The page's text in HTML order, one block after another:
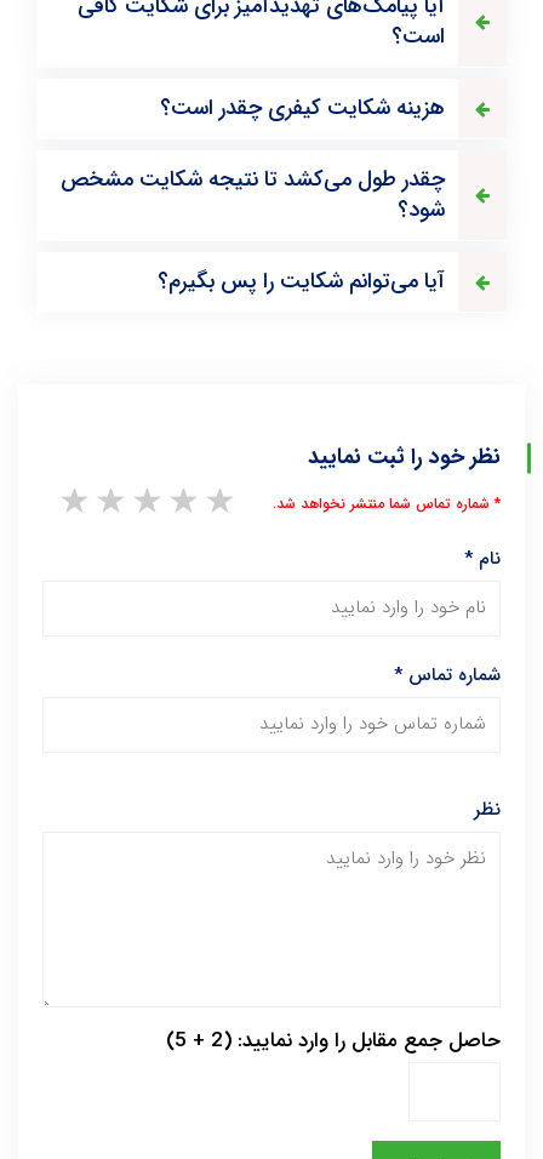
است؟
هزینه شکایت کیفری چقدر است؟
چقدر طول می‌کشد تا نتیجه شکایت مشخص
شود؟
آیا می‌توانم شکایت را پس بگیرم؟
نظر خود را ثبت نمایید
5 stars
4 stars
3 stars
2 stars * شماره تماس شما منتشر نخواهد شد.
نام*
شماره تماس*
نظر
حاصل جمع مقابل را وارد نمایید: (2 + 5)